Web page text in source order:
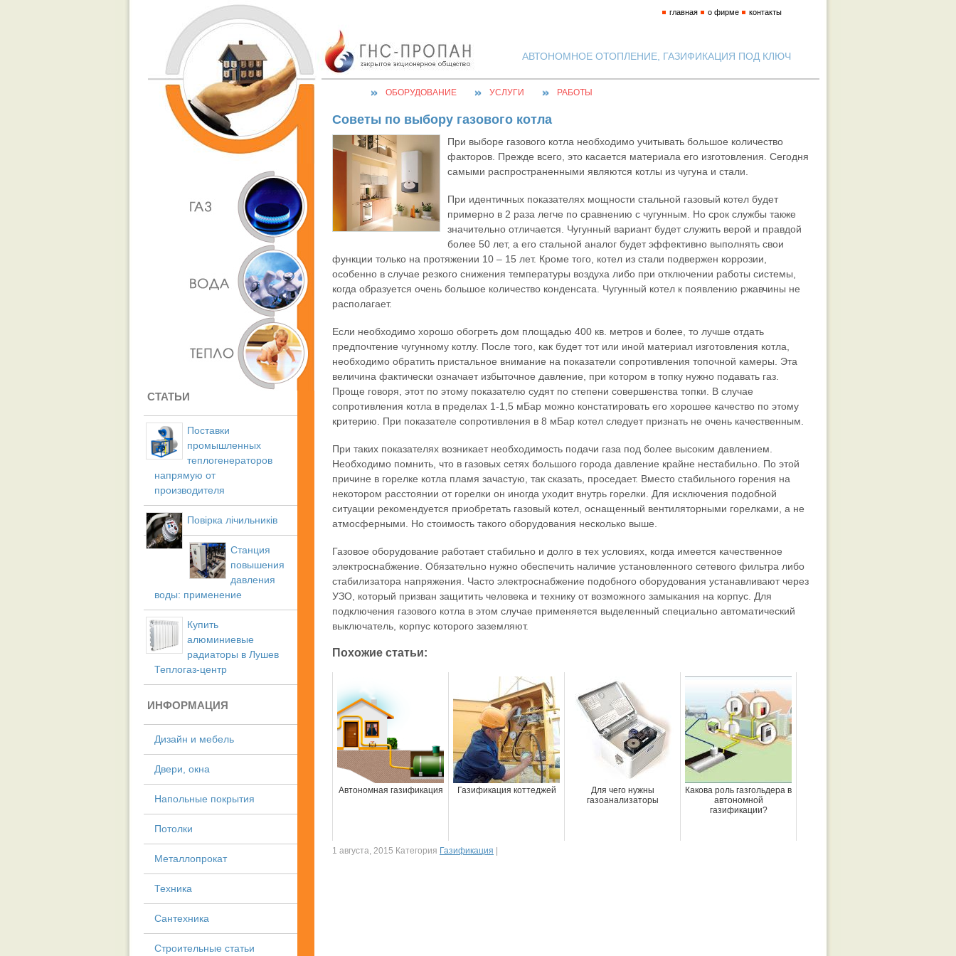
АВТОНОМНОЕ ОТОПЛЕНИЕ, ГАЗИФИКАЦИЯ ПОД КЛЮЧ
главная о фирме контакты
ОБОРУДОВАНИЕ УСЛУГИ РАБОТЫ
СТАТЬИ
Поставки
промышленных
теплогенераторов
напрямую от
производителя
Повірка лічильників
Станция
повышения
давления
воды: применение
Купить
алюминиевые
радиаторы в Лушев
Теплогаз-центр
ИНФОРМАЦИЯ
Дизайн и мебель
Двери, окна
Напольные покрытия
Потолки
Металлопрокат
Техника
Сантехника
Строительные статьи
Советы по выбору газового котла
При выборе газового котла необходимо учитывать большое количество
факторов. Прежде всего, это касается материала его изготовления. Сегодня
самыми распространенными являются котлы из чугуна и стали.
При идентичных показателях мощности стальной газовый котел будет
примерно в 2 раза легче по сравнению с чугунным. Но срок службы также
значительно отличается. Чугунный вариант будет служить верой и правдой
более 50 лет, а его стальной аналог будет эффективно выполнять свои
функции только на протяжении 10 – 15 лет. Кроме того, котел из стали подвержен коррозии,
особенно в случае резкого снижения температуры воздуха либо при отключении работы системы,
когда образуется очень большое количество конденсата. Чугунный котел к появлению ржавчины не
располагает.
Если необходимо хорошо обогреть дом площадью 400 кв. метров и более, то лучше отдать
предпочтение чугунному котлу. После того, как будет тот или иной материал изготовления котла,
необходимо обратить пристальное внимание на показатели сопротивления топочной камеры. Эта
величина фактически означает избыточное давление, при котором в топку нужно подавать газ.
Проще говоря, этот по этому показателю судят по степени совершенства топки. В случае
сопротивления котла в пределах 1-1,5 мБар можно констатировать его хорошее качество по этому
критерию. При показателе сопротивления в 8 мБар котел следует признать не очень качественным.
При таких показателях возникает необходимость подачи газа под более высоким давлением.
Необходимо помнить, что в газовых сетях большого города давление крайне нестабильно. По этой
причине в горелке котла пламя зачастую, так сказать, проседает. Вместо стабильного горения на
некотором расстоянии от горелки он иногда уходит внутрь горелки. Для исключения подобной
ситуации рекомендуется приобретать газовый котел, оснащенный вентиляторными горелками, а не
атмосферными. Но стоимость такого оборудования несколько выше.
Газовое оборудование работает стабильно и долго в тех условиях, когда имеется качественное
электроснабжение. Обязательно нужно обеспечить наличие установленного сетевого фильтра либо
стабилизатора напряжения. Часто электроснабжение подобного оборудования устанавливают через
УЗО, который призван защитить человека и технику от возможного замыкания на корпус. Для
подключения газового котла в этом случае применяется выделенный специально автоматический
выключатель, корпус которого заземляют.
Похожие статьи:
Автономная газификация Газификация коттеджей
Для чего нужны
газоанализаторы
Какова роль газгольдера в
автономной
газификации?
1 августа, 2015 Категория Газификация